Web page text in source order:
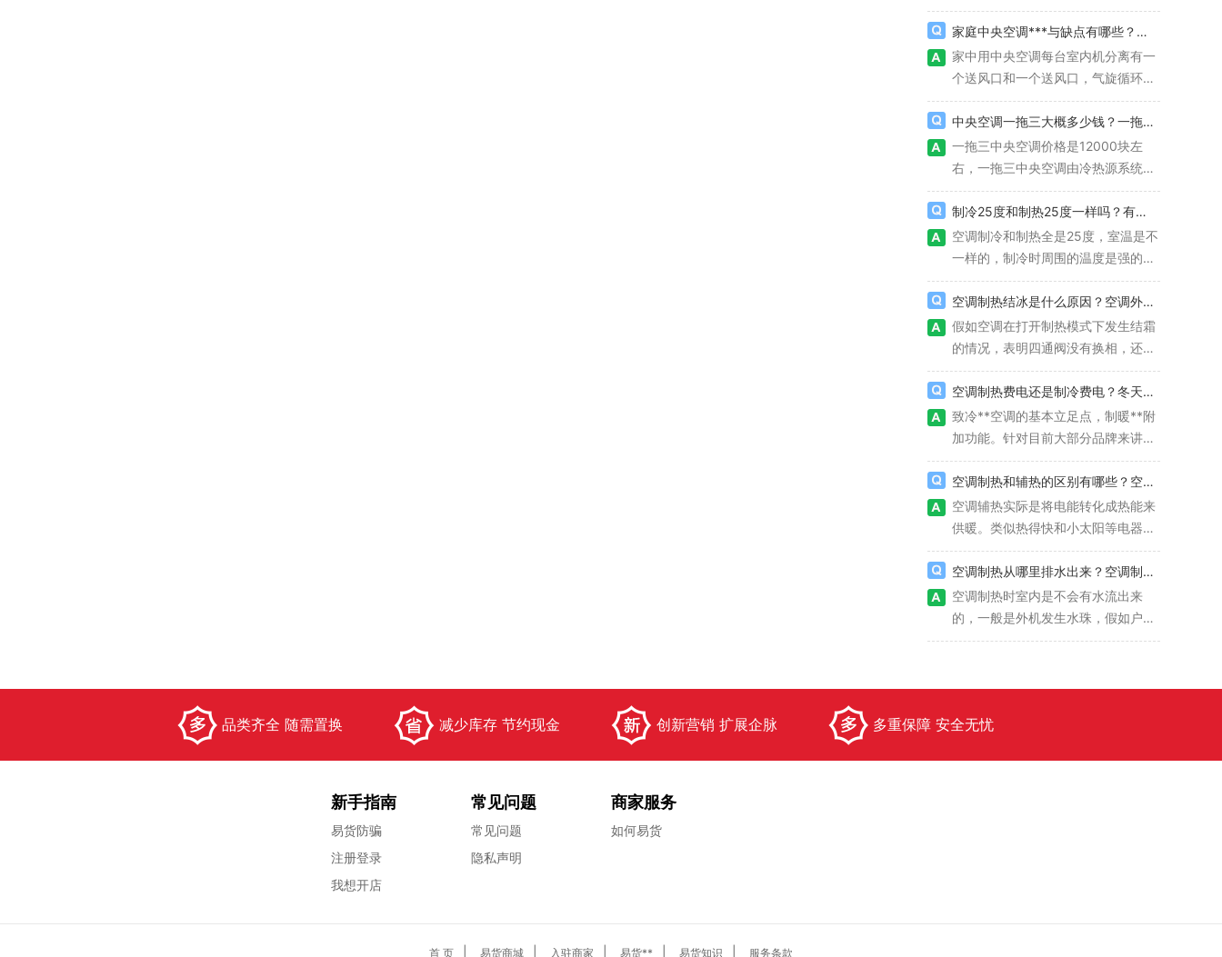
性 易货交易平台的可靠性问题
主要体现在其风险和安全性方面。首
先，易货交易平台存在着交易风险。
换物，因此在交易过程中，买卖双方
以确定其价值和质量。如果买卖双方
对对方的商品评估不准确，就会导致
次，易货交易平台还存在着安全性问
题。由于易货交易平台的交易方式是
通过互联网进行的，因此存在着信息
易平台的安全性无法得到保障，就会
导致交易双方的信息被泄露，甚至遭
受经济损失。 三、易货交易平
台的信任与评价 为了解决易货
交易平台的可靠性问题，交易平台需
要建立起买卖双方之间的信任关系。
在易货交易平台上，买卖双方可以通
过交流和协商建立起信任关系，从而
达成交易协议。此外，易货交易平台
还可以通过评价系统来评估交易双方
的信誉度，从而提高交易的可靠性。
通过评价系统，交易双方可以对对方
进行评价，评价内容包括商品质量、
交易态度、交易效率等方面。评价系
统可以让交易双方更加了解对方的信
障措施。例如，交易平台可以提供交
活也是非常高的电费开支了，如果按
年计算，每年的空调待机耗电必须两
三百元起。
空调的功耗主要体现在压缩机和风机
上。而好的中央空调选用的压缩机多
数为“全变频”，更不会有比传统空调
更耗电一说。此外，应用时间越长，
家庭中央空调***与缺点有哪些？有什么好处？
家中用中央空调每台室内机分离有一
个送风口和一个送风口，气旋循环更
合理，室内温度更均匀，能够坚持
1℃的控温情况，身体体会更加当然
舒适，特别是水体系中央空调（水体
系中央空调价格、品牌），舒适性十
易展现气旋盲区，室内温差***，简
易得空调病。
中央空调一拖三大概多少钱？一拖三中央空调特点有哪些？
一拖三中央空调价格是12000块左
右，一拖三中央空调由冷热源系统和
空气调节系统组成。制冷机组为空气
调节系统给予所需冷量，用于相抵室
内空气的冷负荷;制热系统为空气调
节系统给予用于相抵室内空气耗热量
重要的部分，其采用类型、运作*、
结构类型等直接关系了中央空调系统
在运行时的合理性、**化、合理化。
制冷25度和制热25度一样吗？有啥区别？
空调制冷和制热全是25度，室温是不
一样的，制冷时周围的温度是强的，
而制热时附近温度是低，所以肯定在
制冷时候的室温是比制热强的。只能
说，在检验温度的温度感应器哪一点
的温度类似一样。
空调制热结冰是什么原因？空调外机结霜有哪些影响？
假如空调在打开制热模式下发生结霜
的情况，表明四通阀没有换相，还是
处于空调制冷循环。
空调制热费电还是制冷费电？冬天制热空调开多少度？
致冷**空调的基本立足点，制暖**附
加功能。针对目前大部分品牌来讲，
空调制热的舒适度不如致冷，因此很
多空调都会加上电辅加热，那样，压
缩机的运作，加上电辅加热的耗电，
促使空调制热比致冷耗电的多。
空调制热和辅热的区别有哪些？空调的辅热要不要开着？
空调辅热实际是将电能转化成热能来
供暖。类似热得快和小太阳等电器，
内部是一个电热丝，插电后将电能转
化成热量传入屋子里。可是电能转化
成热量必须消耗许多的电能，并且空
调安上加热丝有一定的安全**，如果
空调制热从哪里排水出来？空调制热内机会流水吗？
空调制热时室内是不会有水流出来
的，一般是外机发生水珠，假如户外
温度较低的话冷凝水会结冻，结冻后
品类齐全 随需置换 减少库存 节约现金 创新营销 扩展企脉 多重保障 安全无忧
新手指南
易货防骗
注册登录
我想开店
常见问题
常见问题
隐私声明
商家服务
如何易货
首 页 易货商城 入驻商家 易货** 易货知识 服务条款